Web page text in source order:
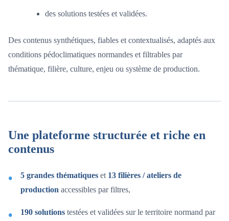
des solutions testées et validées.
Des contenus synthétiques, fiables et contextualisés, adaptés aux
conditions pédoclimatiques normandes et filtrables par
thématique, filière, culture, enjeu ou système de production.
Une plateforme structurée et riche en
contenus
5 grandes thématiques et 13 filières / ateliers de
production accessibles par filtres,
190 solutions testées et validées sur le territoire normand par